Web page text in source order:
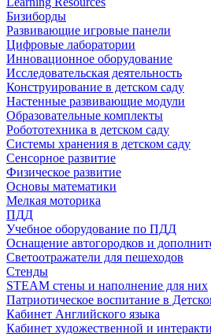
Бизиборды
Развивающие игровые панели
Цифровые лаборатории
Инновационное оборудование
Исследовательская деятельность
Конструирование в детском саду
Настенные развивающие модули
Образовательные комплекты
Робототехника в детском саду
Системы хранения в детском саду
Сенсорное развитие
Физическое развитие
Основы математики
Мелкая моторика
ПДД
Учебное оборудование по ПДД
Оснащение автогородков и
Светоотражатели для пешеходов
Стенды
STEAM стены и наполнение для них
Патриотическое воспитание в
Кабинет Английского языка
Кабинет художественной и